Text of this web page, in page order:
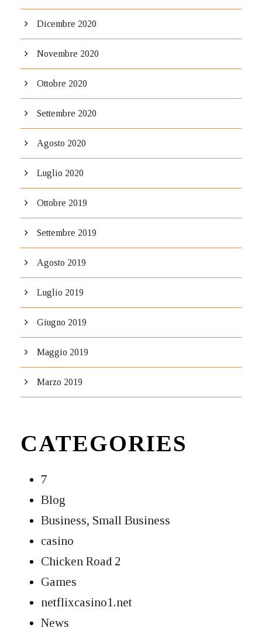
Dicembre 2020
Novembre 2020
Ottobre 2020
Settembre 2020
Agosto 2020
Luglio 2020
Ottobre 2019
Settembre 2019
Agosto 2019
Luglio 2019
Giugno 2019
Maggio 2019
Marzo 2019
CATEGORIES
7
Blog
Business, Small Business
casino
Chicken Road 2
Games
netflixcasino1.net
News